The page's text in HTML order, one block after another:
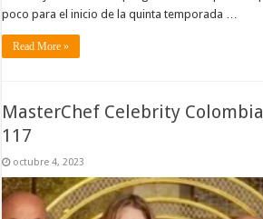
poco para el inicio de la quinta temporada …
Read More »
MasterChef Celebrity
117
octubre 4, 2023